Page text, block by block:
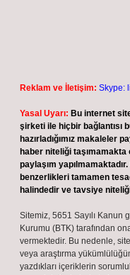
Reklam ve İletişim: Skype:
Yasal Uyarı: Bu internet
şirketi ile hiçbir bağlantısı
hazırladığımız makaleler
haber niteliği
paylaşım
benzerlikleri tamamen
halindedir ve tavsiye
Sitemiz, 5651 Sayılı
Kurumu (BTK) tarafından
vermektedir. Bu nedenle,
veya araştırma
yazdıkları içeriklerin